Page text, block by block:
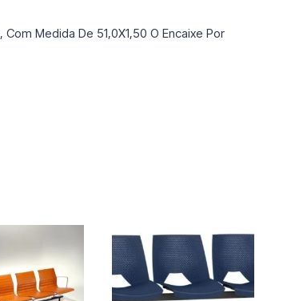
Medida De 51,0X1,50 O Encaixe Por